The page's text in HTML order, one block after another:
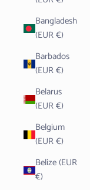
Bangladesh
(EUR €)
Barbados
(EUR €)
Belarus
(EUR €)
Belgium
(EUR €)
Belize (EUR
€)